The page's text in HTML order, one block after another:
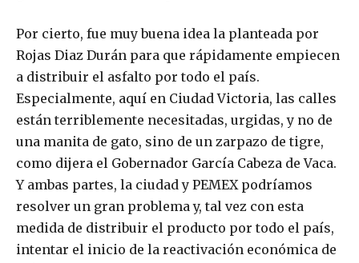
Por cierto, fue muy buena idea la planteada por
Rojas Diaz Durán para que rápidamente empiecen
a distribuir el asfalto por todo el país.
Especialmente, aquí en Ciudad Victoria, las calles
están terriblemente necesitadas, urgidas, y no de
una manita de gato, sino de un zarpazo de tigre,
como dijera el Gobernador García Cabeza de Vaca.
Y ambas partes, la ciudad y PEMEX podríamos
resolver un gran problema y, tal vez con esta
medida de distribuir el producto por todo el país,
intentar el inicio de la reactivación económica de